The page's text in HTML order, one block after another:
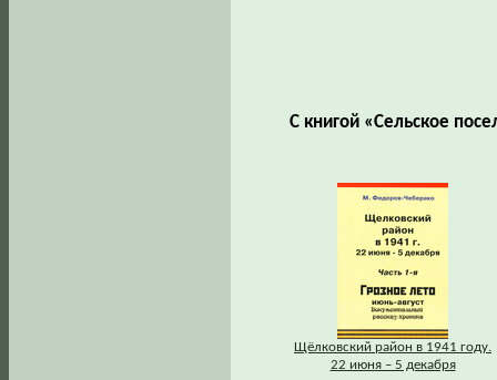
С книгой «Сельское
Щёлковский район в 1941 году.
22 июня – 5 декабря